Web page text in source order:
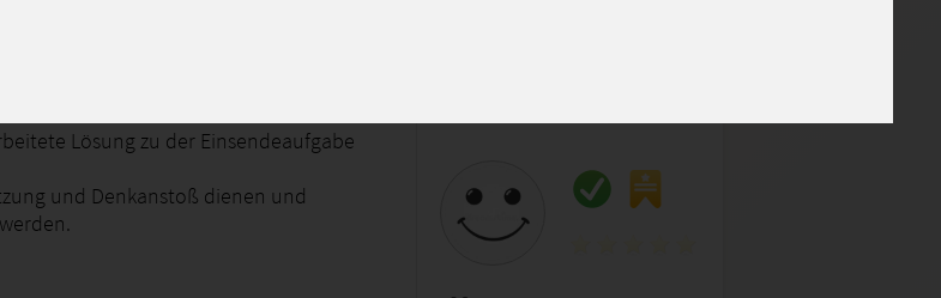
Lösung zu der Einsendeaufgabe
und Denkanstoß dienen und